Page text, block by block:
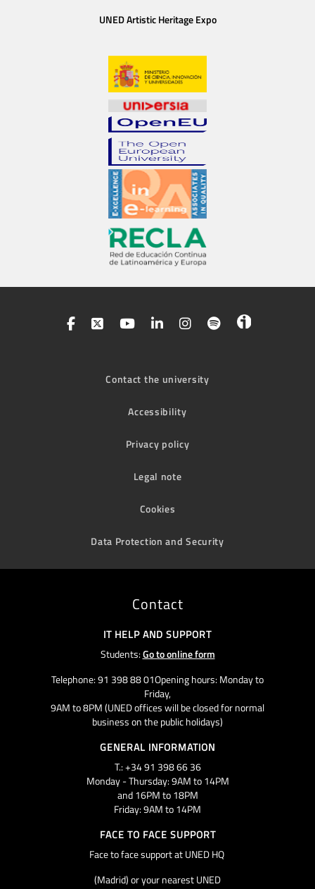
UNED Artistic Heritage Expo
Contact the university
Accessibility
Privacy policy
Legal note
Cookies
Data Protection and Security
Contact
IT HELP AND SUPPORT
Students:Go to online form
Telephone: 91 398 88 01Opening hours: Monday to
Friday,
9AM to 8PM (UNED offices will be closed for normal
business on the public holidays)
GENERAL INFORMATION
T.: +34 91 398 66 36
Monday - Thursday: 9AM to 14PM
and 16PM to 18PM
Friday: 9AM to 14PM
FACE TO FACE SUPPORT
Face to face support at UNED HQ
(Madrid) or your nearest UNED